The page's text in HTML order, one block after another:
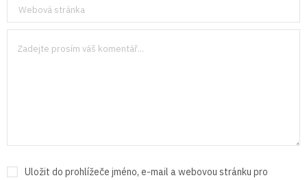
Uložit do prohlížeče jméno, e-mail a webovou stránku pro